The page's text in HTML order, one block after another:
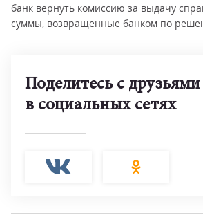
банк вернуть комиссию за выдачу
суммы, возвращенные банком по
Поделитесь с
в социальных сетях